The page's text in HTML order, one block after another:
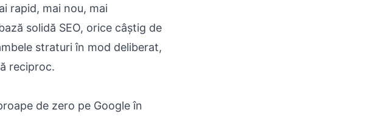
rapid, mai nou, mai
solidă SEO, orice câștig de
straturi în mod deliberat,
reciproc.
de zero pe Google în